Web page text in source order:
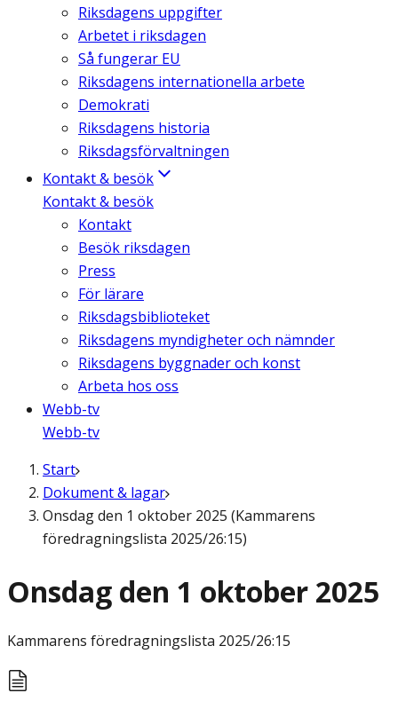
Riksdagens uppgifter
Arbetet i riksdagen
Så fungerar EU
Riksdagens internationella arbete
Demokrati
Riksdagens historia
Riksdagsförvaltningen
Kontakt & besök
Kontakt & besök
Kontakt
Besök riksdagen
Press
För lärare
Riksdagsbiblioteket
Riksdagens myndigheter och nämnder
Riksdagens byggnader och konst
Arbeta hos oss
Webb-tv
Webb-tv
Start
Dokument & lagar
Onsdag den 1 oktober 2025 (Kammarens
föredragningslista 2025/26:15)
Onsdag den 1 oktober 2025
Kammarens föredragningslista 2025/26:15